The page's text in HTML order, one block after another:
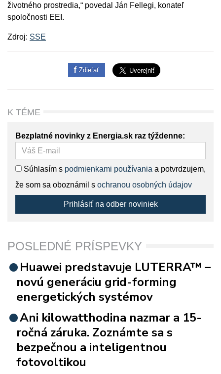
životného prostredia,“ povedal Ján Fellegi, konateľ
spoločnosti EEI.
Zdroj: SSE
Zdieľať
K TÉME
Bezplatné novinky z Energia.sk raz týždenne:
Súhlasím s podmienkami používania a potvrdzujem,
že som sa oboznámil s ochranou osobných údajov
Prihlásiť na odber noviniek
POSLEDNÉ PRÍSPEVKY
Huawei predstavuje LUTERRA™ –
novú generáciu grid-forming
energetických systémov
Ani kilowatthodina nazmar a 15-
ročná záruka. Zoznámte sa s
bezpečnou a inteligentnou
fotovoltikou